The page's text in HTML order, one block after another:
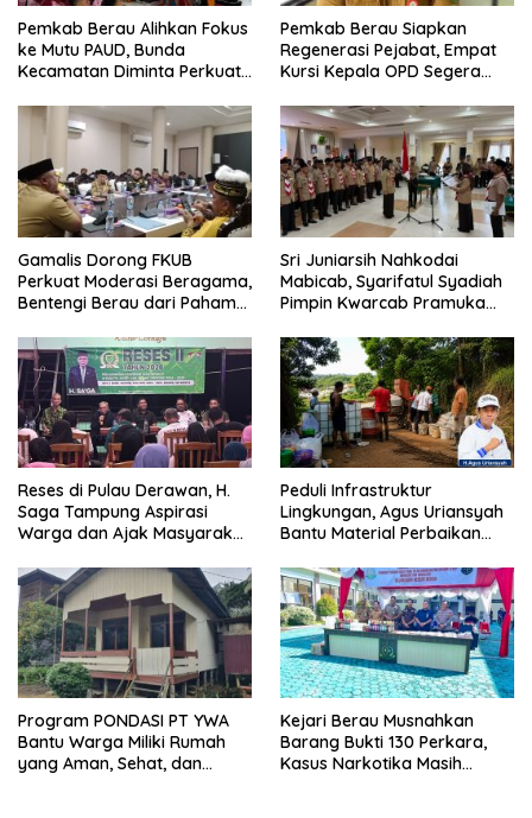
Pemkab Berau Alihkan Fokus
ke Mutu PAUD, Bunda
Kecamatan Diminta Perkuat
Pemkab Berau Siapkan
Regenerasi Pejabat, Empat
Kursi Kepala OPD Segera
Gamalis Dorong FKUB
Perkuat Moderasi Beragama,
Bentengi Berau dari Paham
Sri Juniarsih Nahkodai
Mabicab, Syarifatul Syadiah
Pimpin Kwarcab Pramuka
Reses di Pulau Derawan, H.
Saga Tampung Aspirasi
Warga dan Ajak Masyarakat
Anggaran
Peduli Infrastruktur
Lingkungan, Agus Uriansyah
Bantu Material Perbaikan
Program PONDASI PT YWA
Bantu Warga Miliki Rumah
yang Aman, Sehat, dan
Kejari Berau Musnahkan
Barang Bukti 130 Perkara,
Kasus Narkotika Masih